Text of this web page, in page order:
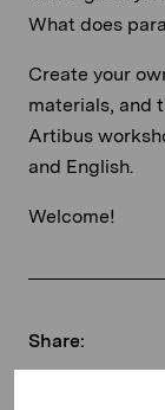
Share:
What does
Create your
materials, and
Artibus
and English.
Welcome!